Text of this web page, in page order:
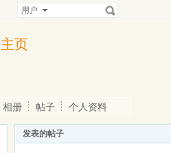
用户
页
相册 帖子 个人资料
发表的帖子